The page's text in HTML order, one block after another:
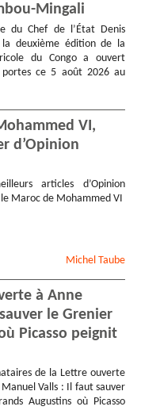
Mingali
du Chef de l’État Denis
la deuxième édition de la
du Congo a ouvert
portes ce 5 août 2026 au
VI,
d’Opinion
articles d’Opinion
Maroc de Mohammed VI
Michel Taube
à Anne
le Grenier
Picasso peignit
de la Lettre ouverte
Valls : Il faut sauver
Augustins où Picasso